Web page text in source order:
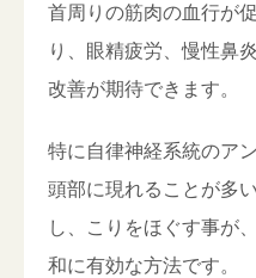
首周りの筋肉の血行が
り、眼精疲労、慢性鼻
改善が期待できます。
特に自律神経系統のア
頭部に現れることが多
し、こりをほぐす事が
和に有効な方法です。